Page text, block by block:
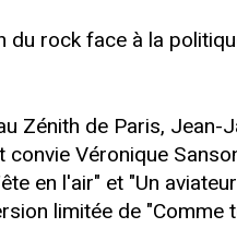
rock face à la
Zénith de Paris,
Véronique
en l'air" et "Un
limitée de